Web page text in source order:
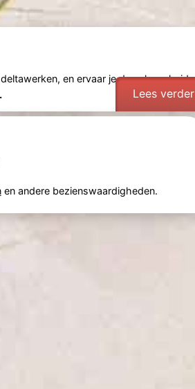
en ervaar je de schoonheid
Lees verder
en andere bezienswaardigheden.